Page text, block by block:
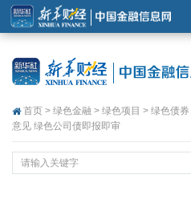
首页 > 绿色金融 > 绿色项目 > 绿色债券
意见 绿色公司债即报即审